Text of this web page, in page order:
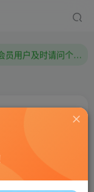
本站已开启QQ微信快速登录 ,拥有本站会员用户及时请问个人中心绑定！
本站已开启QQ微信快速登录 ,拥有本站会员用户及时请问个人中心绑定！
Mr. Hat